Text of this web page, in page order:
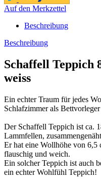
Auf den Merkzettel
Beschreibung
Beschreibung
Schaffell Teppich
weiss
Ein echter Traum für jedes
Schlafzimmer als
Der Schaffell Teppich ist ca.
Lammfellen,
Er hat eine Wollhöhe von 6,5
flauschig und weich.
Ein solcher Teppich ist auch
ein echter Wohlfühl Teppich!